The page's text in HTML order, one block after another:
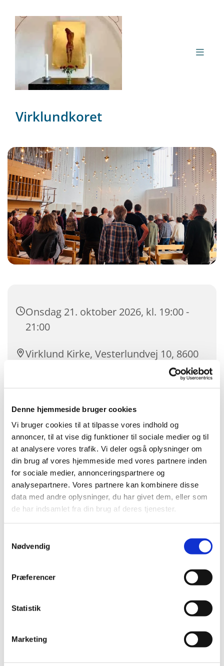
Denne hjemmeside bruger cookies
Vi bruger cookies til at tilpasse vores indhold og
annoncer, til at vise dig funktioner til sociale medier og til
at analysere vores trafik. Vi deler også oplysninger om
din brug af vores hjemmeside med vores partnere inden
for sociale medier, annonceringspartnere og
analysepartnere. Vores partnere kan kombinere disse
data med andre oplysninger, du har givet dem, eller som
de har indsamlet fra din brug af deres tjenester.
Nødvendig
Præferencer
Statistik
Marketing
Virklundkoret
Onsdag 21. oktober 2026, kl. 19:00 -
21:00
Virklund Kirke, Vesterlundvej 10, 8600
Du vil måske også kunne